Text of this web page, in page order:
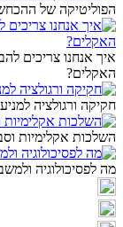
הפוליטיקה של
איך אנחנו צריכים
האקלים?
חקיקה ורגולציה
השלכות אקלימיות
מה לפסיכולוגיה